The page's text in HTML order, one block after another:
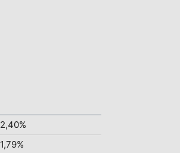
2,40%
1,79%